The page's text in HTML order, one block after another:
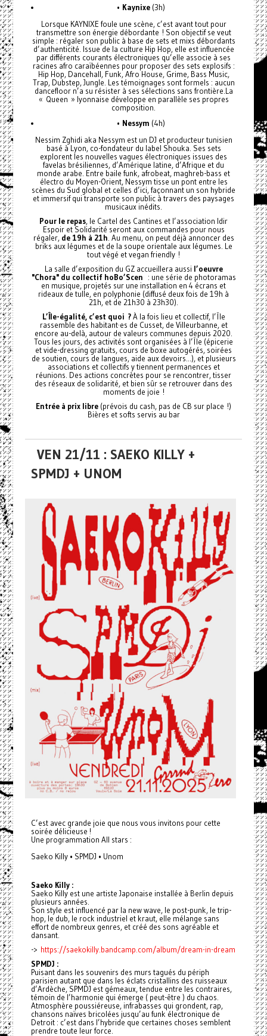
• Kaynixe (3h)
Lorsque KAYNIXE foule une scène, c’est avant tout pour
transmettre son énergie débordante ! Son objectif se veut
simple : régaler son public à base de sets et mixs débordants
d’authenticité. Issue de la culture Hip Hop, elle est influencée
par différents courants électroniques qu’elle associe à ses
racines afro caraïbéennes pour proposer des sets explosifs :
Hip Hop, Dancehall, Funk, Afro House, Grime, Bass Music,
Trap, Dubstep, Jungle. Les témoignages sont formels : aucun
dancefloor n’a su résister à ses sélections sans frontière.La
« Queen » lyonnaise développe en parallèle ses propres
composition.
• Nessym (4h)
Nessim Zghidi aka Nessym est un DJ et producteur tunisien
basé à Lyon, co-fondateur du label Shouka. Ses sets
explorent les nouvelles vagues électroniques issues des
favelas brésiliennes, d’Amérique latine, d’Afrique et du
monde arabe. Entre baile funk, afrobeat, maghreb-bass et
électro du Moyen-Orient, Nessym tisse un pont entre les
scènes du Sud global et celles d’ici, façonnant un son hybride
et immersif qui transporte son public à travers des paysages
musicaux inédits.
Pour le repas, le Cartel des Cantines et l’association Idir
Espoir et Solidarité seront aux commandes pour nous
régaler, de 19h à 21h . Au menu, on peut déjà annoncer des
briks aux légumes et de la soupe orientale aux légumes. Le
tout végé et vegan friendly !
La salle d’exposition du GZ accueillera aussi l’oeuvre
"Chora" du collectif hoBo’Scen
: une série de photoramas
en musique, projetés sur une installation en 4 écrans et
rideaux de tulle, en polyphonie (diffusé deux fois de 19h à
21h, et de 21h30 à 23h30).
L’Île-égalité, c’est quoi ?À la fois lieu et collectif, l’Île
rassemble des habitant·es de Cusset, de Villeurbanne, et
encore au-delà, autour de valeurs communes depuis 2020.
Tous les jours, des activités sont organisées à l’Île (épicerie
et vide-dressing gratuits, cours de boxe autogérés, soirées
de soutien, cours de langues, aide aux devoirs...), et plusieurs
associations et collectifs y tiennent permanences et
réunions. Des actions concrètes pour se rencontrer, tisser
des réseaux de solidarité, et bien sûr se retrouver dans des
moments de joie !
Entrée à prix libre (prévois du cash, pas de CB sur place !)
Bières et softs servis au bar
VEN 21/11 : SAEKO KILLY +
SPMDJ + UNOM
C’est avec grande joie que nous vous invitons pour cette
soirée délicieuse !
Une programmation All stars :
Saeko Killy • SPMDJ • Unom
Saeko Killy :
Saeko Killy est une artiste Japonaise installée à Berlin depuis
plusieurs années.
Son style est influencé par la new wave, le post-punk, le trip-
hop, le dub, le rock industriel et kraut, elle mélange sans
effort de nombreux genres, et créé des sons agréable et
dansant.
-> https://saekokilly.bandcamp.com/album/dream-in-dream
SPMDJ :
Puisant dans les souvenirs des murs tagués du périph
parisien autant que dans les éclats cristallins des ruisseaux
d’Ardèche, SPMDJ est gémeaux, tendue entre les contraires,
témoin de l’harmonie qui émerge ( peut-être ) du chaos.
Atmosphère poussiéreuse, infrabasses qui grondent, rap,
chansons naïves bricolées jusqu’au funk électronique de
Detroit : c’est dans l’hybride que certaines choses semblent
prendre toute leur force.